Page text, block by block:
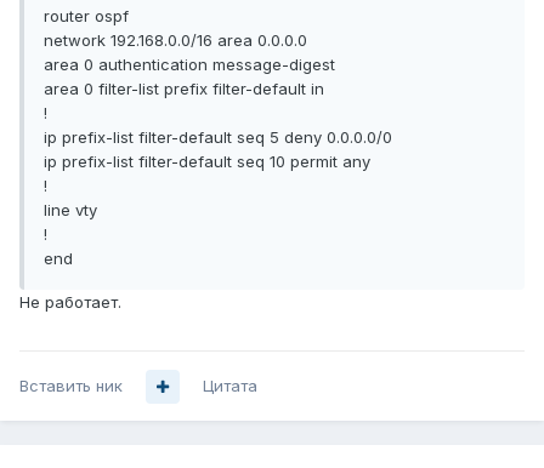
router ospf
network 192.168.0.0/16 area 0.0.0.0
area 0 authentication message-digest
area 0 filter-list prefix filter-default in
!
ip prefix-list filter-default seq 5 deny 0.0.0.0/0
ip prefix-list filter-default seq 10 permit any
!
line vty
!
end
Не работает.
Вставить ник Цитата